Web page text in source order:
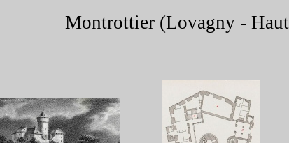
Montrottier (Lovagny -